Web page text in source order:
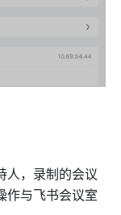
人，录制的会议
作与飞书会议室